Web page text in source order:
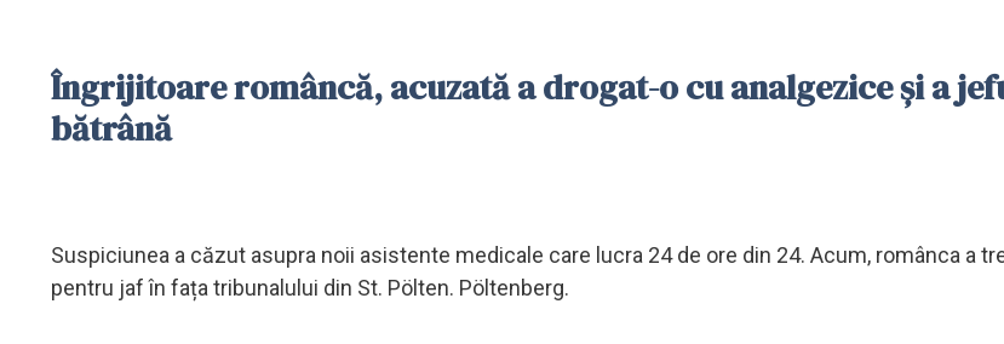
Îngrijitoare româncă, acuzată a drogat-o cu analgezice și a
bătrână
Suspiciunea a căzut asupra noii asistente medicale care lucra 24 de ore din 24. Acum, românca a
pentru jaf în fața tribunalului din St. Pölten. Pöltenberg.